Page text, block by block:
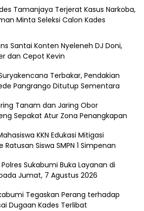
Tamanjaya Terjerat Kasus Narkoba,
Minta Seleksi Calon Kades
Santai Konten Nyeleneh DJ Doni,
dan Cepot Kevin
Terbakar, Pendakian
Pangrango Ditutup Sementara
Tanam dan Jaring Obor
Sepakat Atur Zona Penangkapan
KKN Edukasi Mitigasi
Ratusan Siswa SMPN 1 Simpenan
Polres Sukabumi Buka Layanan di
Jumat, 7 Agustus 2026
Tegaskan Perang terhadap
Dugaan Kades Terlibat